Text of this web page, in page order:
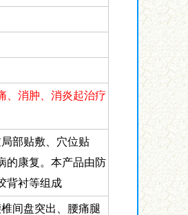
、消肿、消炎起治疗
部贴敷、穴位贴
的康复。本产品由防
背衬等组成
间盘突出、腰痛腿